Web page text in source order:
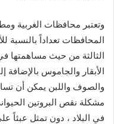
وتعتبر محافظات الغربية
المحافظات تعداداً بالنسبة
الثالثة من حيث مساهمتها
الأبقار والجاموس بالإضافة
والصوف واللبن يمكن أن
مشكلة نقص البروتين
في البلاد ، دون تمثل عبئاً